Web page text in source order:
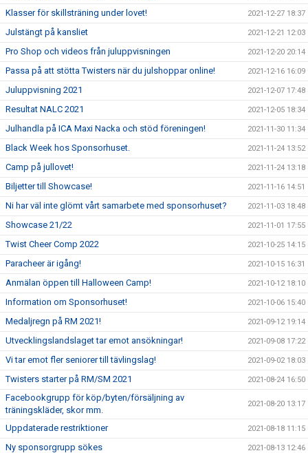
Klasser för skillsträning under lovet! 2021-12-27 18:37
Julstängt på kansliet 2021-12-21 12:03
Pro Shop och videos från juluppvisningen 2021-12-20 20:14
Passa på att stötta Twisters när du julshoppar online! 2021-12-16 16:09
Juluppvisning 2021 2021-12-07 17:48
Resultat NALC 2021 2021-12-05 18:34
Julhandla på ICA Maxi Nacka och stöd föreningen! 2021-11-30 11:34
Black Week hos Sponsorhuset. 2021-11-24 13:52
Camp på jullovet! 2021-11-24 13:18
Biljetter till Showcase! 2021-11-16 14:51
Ni har väl inte glömt vårt samarbete med sponsorhuset? 2021-11-03 18:48
Showcase 21/22 2021-11-01 17:55
Twist Cheer Comp 2022 2021-10-25 14:15
Paracheer är igång! 2021-10-15 16:31
Anmälan öppen till Halloween Camp! 2021-10-12 18:10
Information om Sponsorhuset! 2021-10-06 15:40
Medaljregn på RM 2021! 2021-09-12 19:14
Utvecklingslandslaget tar emot ansökningar! 2021-09-08 17:22
Vi tar emot fler seniorer till tävlingslag! 2021-09-02 18:03
Twisters starter på RM/SM 2021 2021-08-24 16:50
Facebookgrupp för köp/byten/försäljning av
träningskläder, skor mm.
2021-08-20 13:17
Uppdaterade restriktioner 2021-08-18 11:15
Ny sponsorgrupp sökes 2021-08-13 12:46